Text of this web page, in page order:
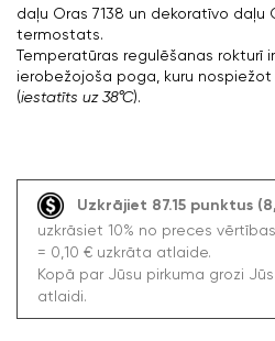
daļu Oras 7138 un dekoratīvo daļu
termostats.
Temperatūras regulēšanas rokturī
ierobežojoša poga, kuru
(iestatīts uz 38°C).
Uzkrājiet 87.15 punktus
uzkrāsiet 10% no preces
= 0,10 € uzkrāta atlaide.
Kopā par Jūsu pirkuma grozi
atlaidi.